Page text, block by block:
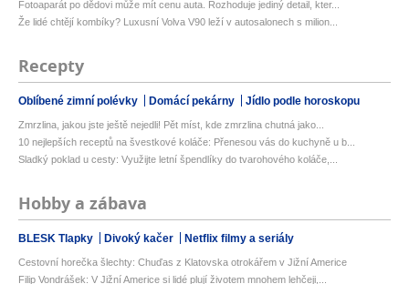
Fotoaparát po dědovi může mít cenu auta. Rozhoduje jediný detail, kter...
Že lidé chtějí kombíky? Luxusní Volva V90 leží v autosalonech s milion...
Recepty
Oblíbené zimní polévky Domácí pekárny Jídlo podle horoskopu
Zmrzlina, jakou jste ještě nejedli! Pět míst, kde zmrzlina chutná jako...
10 nejlepších receptů na švestkové koláče: Přenesou vás do kuchyně u b...
Sladký poklad u cesty: Využijte letní špendlíky do tvarohového koláče,...
Hobby a zábava
BLESK Tlapky Divoký kačer Netflix filmy a seriály
Cestovní horečka šlechty: Chuďas z Klatovska otrokářem v Jižní Americe
Filip Vondrášek: V Jižní Americe si lidé plují životem mnohem lehčeji,...